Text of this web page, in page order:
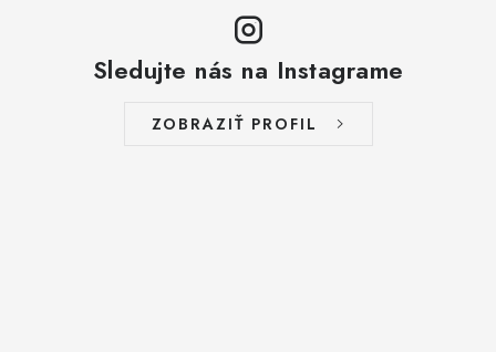
Sledujte nás na Instagrame
ZOBRAZIŤ PROFIL